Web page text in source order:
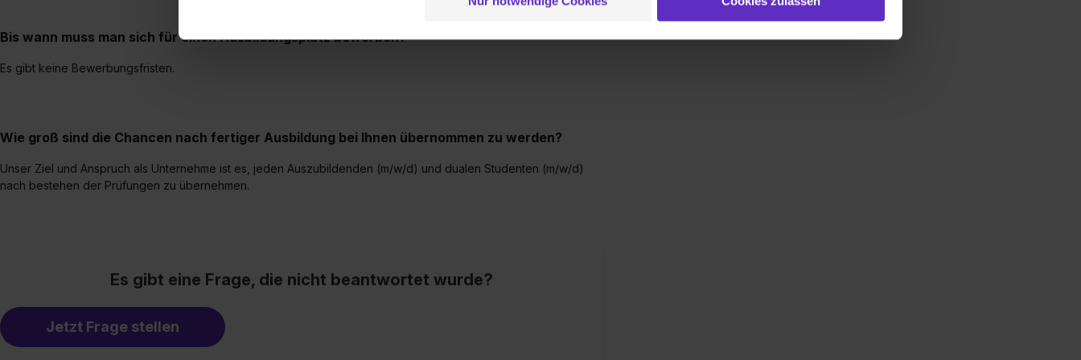
einverstanden, dass dir nach Setzen der Cookies externe Inhalte (z.B. Videos oder Posts) angezeigt und hierfür
jederzeit mit Wirkung für die Zukunft ganz oder teilweise über unsere Datenschutzerklärung unter dem Punkt
„Datenschutz-Einstellungen“ widerrufen. Weitere Informationen zu den einzelnen Cookies findest du durch Klick auf
„Details zeigen“. Weitere Informationen:
Bis wann muss man sich für einen Ausbildungsplatz bewerben?
Es gibt keine Bewerbungsfristen.
Wie groß sind die Chancen nach fertiger Ausbildung bei Ihnen übernommen zu werden?
Unser Ziel und Anspruch als Unternehme ist es, jeden Auszubildenden (m/w/d) und dualen Studenten (m/w/d)
nach bestehen der Prüfungen zu übernehmen.
Es gibt eine Frage, die nicht beantwortet wurde?
Jetzt Frage stellen